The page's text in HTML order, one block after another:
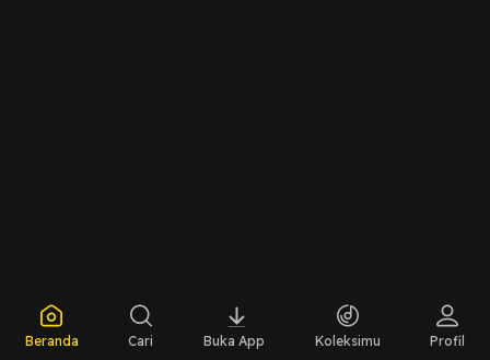
Beranda Cari Buka App Koleksimu Profil